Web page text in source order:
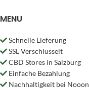
MENU
Schnelle Lieferung
SSL Verschlüsselt
CBD Stores in Salzburg
Einfache Bezahlung
Nachhaltigkeit bei Nooon